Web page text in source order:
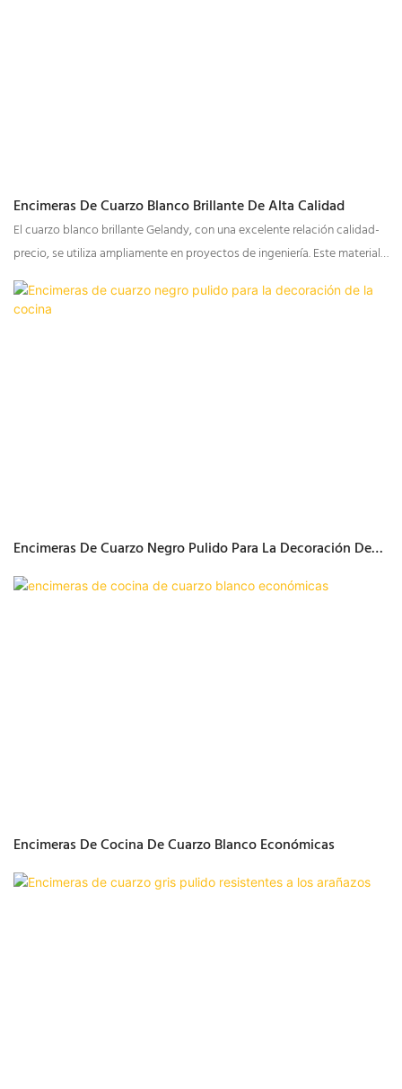
Encimeras De Cuarzo Blanco Brillante De Alta Calidad
El cuarzo blanco brillante Gelandy, con una excelente relación calidad-
precio, se utiliza ampliamente en proyectos de ingeniería. Este material
presenta las siguientes características:
Encimeras De Cuarzo Negro Pulido Para La Decoración De
La Cocina
Encimeras De Cocina De Cuarzo Blanco Económicas